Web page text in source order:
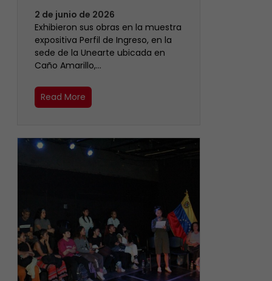
2 de junio de 2026
Exhibieron sus obras en la muestra
expositiva Perfil de Ingreso, en la
sede de la Unearte ubicada en
Caño Amarillo,…
Read More